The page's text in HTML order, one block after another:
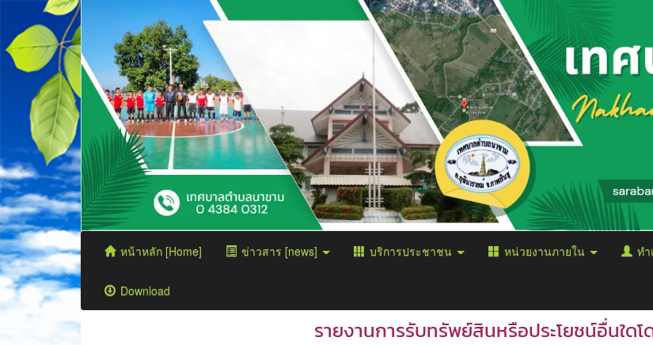
หน้าหลัก [Home] ข่าวสาร [news] บริการประชาชน หน่วยงานภายใน ทำ
Download
รายงานการรับทรัพย์สินหรือประโยชน์อื่นใดโ